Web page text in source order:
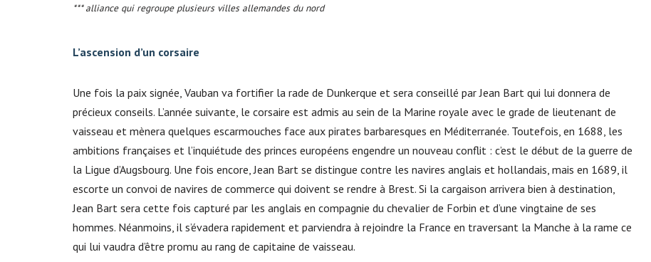
*** alliance qui regroupe plusieurs villes allemandes du nord
L’ascension d’un corsaire
Une fois la paix signée, Vauban va fortifier la rade de Dunkerque et sera conseillé par Jean Bart qui lui donnera de
précieux conseils. L’année suivante, le corsaire est admis au sein de la Marine royale avec le grade de lieutenant de
vaisseau et mènera quelques escarmouches face aux pirates barbaresques en Méditerranée. Toutefois, en 1688, les
ambitions françaises et l’inquiétude des princes européens engendre un nouveau conflit : c’est le début de la guerre de
la Ligue d’Augsbourg. Une fois encore, Jean Bart se distingue contre les navires anglais et hollandais, mais en 1689, il
escorte un convoi de navires de commerce qui doivent se rendre à Brest. Si la cargaison arrivera bien à destination,
Jean Bart sera cette fois capturé par les anglais en compagnie du chevalier de Forbin et d’une vingtaine de ses
hommes. Néanmoins, il s’évadera rapidement et parviendra à rejoindre la France en traversant la Manche à la rame ce
qui lui vaudra d’être promu au rang de capitaine de vaisseau.